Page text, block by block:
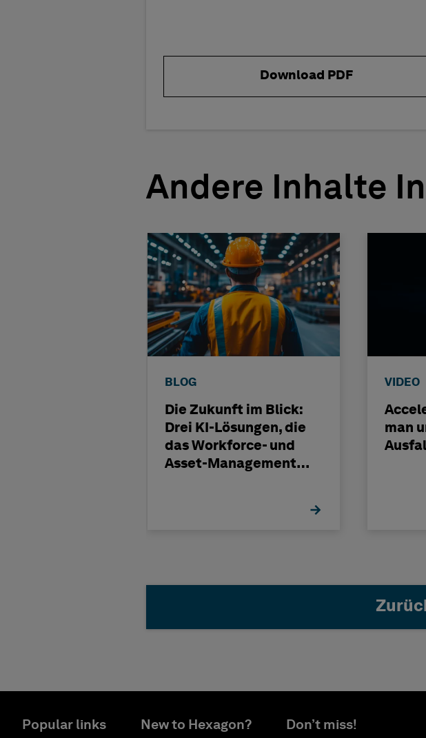
Download PDF
Andere Inhalte
BLOG
Die Zukunft im Blick:
Drei KI-Lösungen, die
das Workforce- und
Asset-Management
VIDEO
man
Popular links New to Hexagon? Don’t miss!